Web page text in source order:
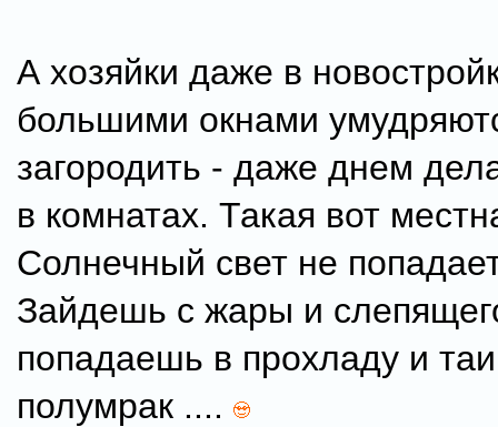
А хозяйки даже в
большими окнами
загородить - даже днем
в комнатах. Такая вот
Солнечный свет не
Зайдешь с жары и
попадаешь в прохладу и
полумрак ....